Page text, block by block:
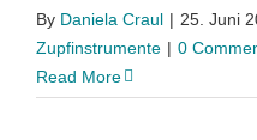
By Daniela Craul | 25. Juni
Zupfinstrumente | 0
Read More